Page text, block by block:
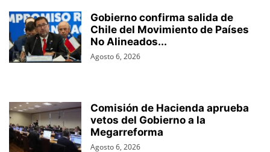
Gobierno confirma salida de
Chile del Movimiento de Países
No Alineados...
Agosto 6, 2026
Comisión de Hacienda aprueba
vetos del Gobierno a la
Megarreforma
Agosto 6, 2026